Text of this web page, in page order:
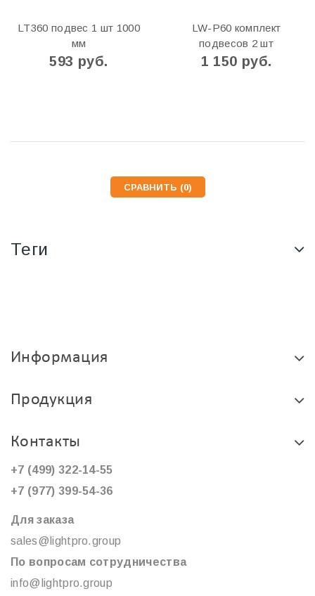
LT360 подвес 1 шт 1000
мм
593 руб.
LW-P60 комплект
подвесов 2 шт
1 150 руб.
СРАВНИТЬ (0)
Теги
Информация
Продукция
Контакты
+7 (499) 322-14-55
+7 (977) 399-54-36
Для заказа
sales@lightpro.group
По вопросам сотрудничества
info@lightpro.group